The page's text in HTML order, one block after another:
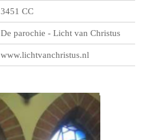
3451 CC
De parochie - Licht van Christus
www.lichtvanchristus.nl